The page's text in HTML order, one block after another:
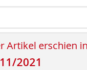
Artikel erschien in
2021